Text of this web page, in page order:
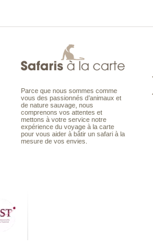
Parce que nous sommes comme
vous des passionnés d’animaux et
de nature sauvage, nous
comprenons vos attentes et
mettons à votre service notre
expérience du voyage à la carte
pour vous aider à bâtir un safari à la
mesure de vos envies.